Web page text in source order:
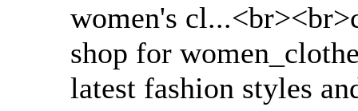
women's
shop for
latest fashion styles